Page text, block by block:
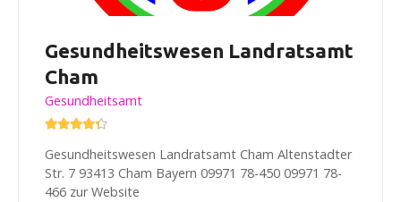
Gesundheitswesen Landratsamt
Cham
Gesundheitsamt
Gesundheitswesen Landratsamt Cham Altenstadter
Str. 7 93413 Cham Bayern 09971 78-450 09971 78-
466 zur Website